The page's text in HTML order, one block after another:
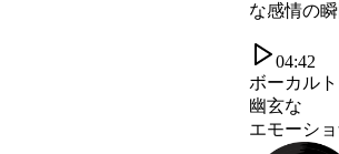
な感情の
04:42
ボーカル
幽玄な
エモーシ